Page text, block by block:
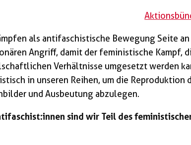
als antifaschistische Bewegung Seite
Angriff, damit der feministische Kampf,
Verhältnisse umgesetzt werden
in unseren Reihen, um die Reproduktion
und Ausbeutung abzulegen.
sind wir Teil des